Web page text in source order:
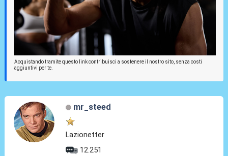
Acquistando tramite questo link contribuisci a sostenere il nostro sito, senza costi
aggiuntivi per te.
mr_steed
Lazionetter
12.251